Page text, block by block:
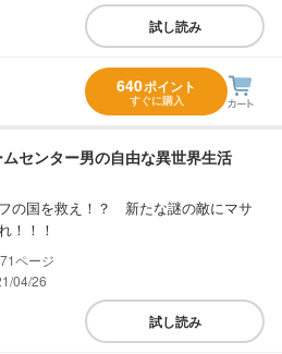
試し読み
640ポイント
すぐに購入
センター男の自由な異世界生活
の国を救え！？ 新たな謎の敵にマサ
！！！
04/26
試し読み